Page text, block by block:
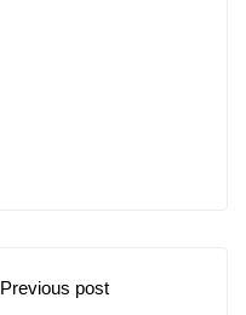
Previous post